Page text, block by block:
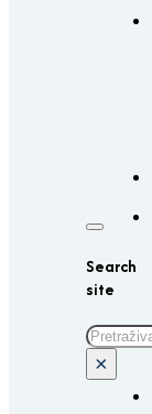
Search
site
Traži
×